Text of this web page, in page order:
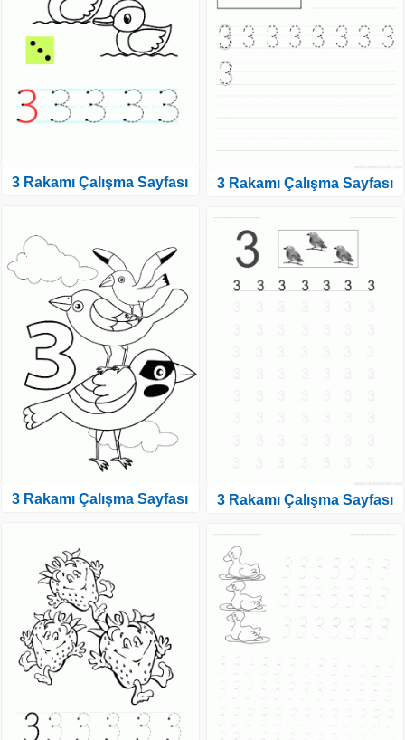
3 Rakamı Çalışma Sayfası
3 Rakamı Çalışma Sayfası
3 Rakamı Çalışma Sayfası
3 Rakamı Çalışma Sayfası